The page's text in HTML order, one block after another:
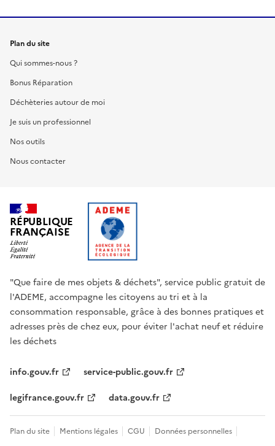
Plan du site
Qui sommes-nous ?
Bonus Réparation
Déchèteries autour de moi
Je suis un professionnel
Nos outils
Nous contacter
RÉPUBLIQUE
FRANÇAISE
"Que faire de mes objets & déchets", service public gratuit de
l'ADEME, accompagne les citoyens au tri et à la
consommation responsable, grâce à des bonnes pratiques et
adresses près de chez eux, pour éviter l'achat neuf et réduire
les déchets
info.gouv.fr
service-public.gouv.fr
legifrance.gouv.fr
data.gouv.fr
Plan du site Mentions légales CGU Données personnelles